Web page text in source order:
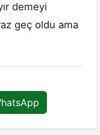
demeyi
geç oldu ama